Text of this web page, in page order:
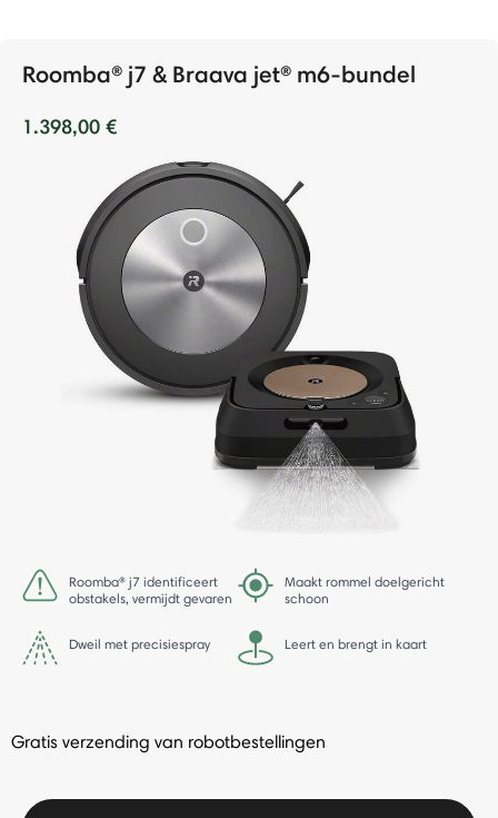
Roomba® j7 & Braava jet® m6-bundel
1.398,00 €
Roomba® j7 identificeert
obstakels, vermijdt gevaren
Maakt rommel doelgericht
schoon
Dweil met precisiespray Leert en brengt in kaart
Gratis verzending van robotbestellingen